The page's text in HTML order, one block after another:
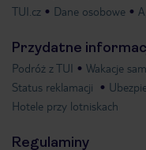
TUI.cz
Dane osobowe
Przydatne
Podróż z TUI Wakacje
Status reklamacji
Hotele przy lotniskach
Regulaminy